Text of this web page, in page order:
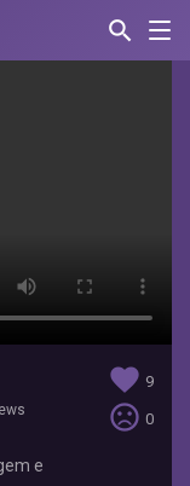
search
favorite 9
sentiment_very_dissatisfied 0
e